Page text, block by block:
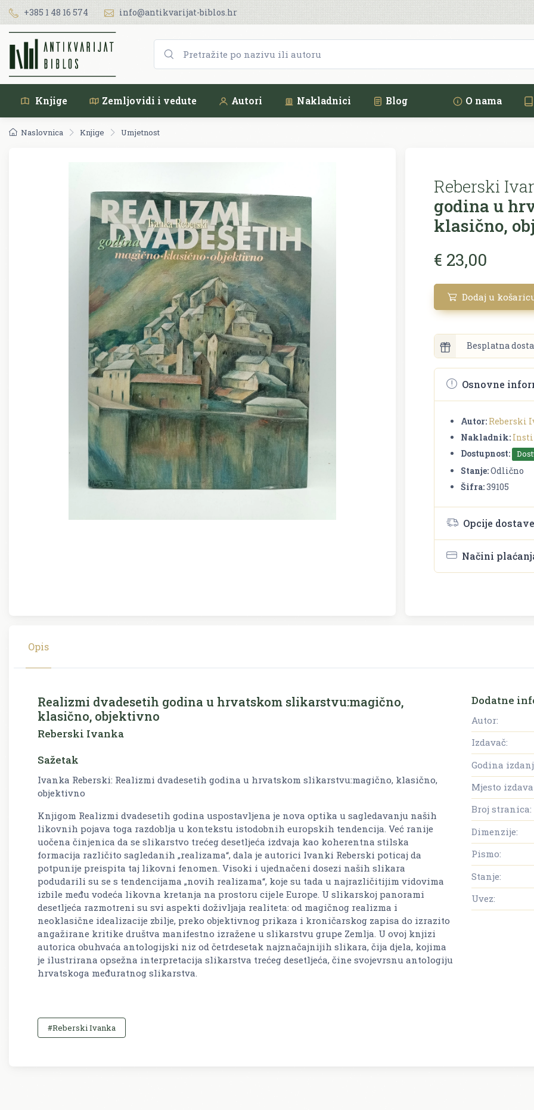
+385 1 48 16 574 info@antikvarijat-biblos.hr
Knjige Zemljovidi i vedute Autori Nakladnici Blog O nama
Naslovnica Knjige Umjetnost
Reberski
godina u
klasično,
€ 23,00
Dodaj u
Besplatna
Osnovne
Autor: Reberski
Nakladnik:
Dostupnost:
Stanje:Odlično
Šifra:39105
Opcije dostave
Načini
Opis
Realizmi dvadesetih godina u hrvatskom slikarstvu:magično,
klasično, objektivno
Reberski Ivanka
Sažetak
Ivanka Reberski: Realizmi dvadesetih godina u hrvatskom slikarstvu:magično, klasično,
objektivno
Knjigom Realizmi dvadesetih godina uspostavljena je nova optika u sagledavanju naših
likovnih pojava toga razdoblja u kontekstu istodobnih europskih tendencija. Već ranije
uočena činjenica da se slikarstvo trećeg desetljeća izdvaja kao koherentna stilska
formacija različito sagledanih „realizama“, dala je autorici Ivanki Reberski poticaj da
potpunije preispita taj likovni fenomen. Visoki i ujednačeni dosezi naših slikara
podudarili su se s tendencijama „novih realizama“, koje su tada u najrazličitijim vidovima
izbile među vodeća likovna kretanja na prostoru cijele Europe. U slikarskoj panorami
desetljeća razmotreni su svi aspekti doživljaja realiteta: od magičnog realizma i
neoklasične idealizacije zbilje, preko objektivnog prikaza i kroničarskog zapisa do izrazito
angažirane kritike društva manifestno izražene u slikarstvu grupe Zemlja. U ovoj knjizi
autorica obuhvaća antologijski niz od četrdesetak najznačajnijih slikara, čija djela, kojima
je ilustrirana opsežna interpretacija slikarstva trećeg desetljeća, čine svojevrsnu antologiju
hrvatskoga međuratnog slikarstva.
#Reberski Ivanka
Dodatne
Autor:
Izdavač:
Godina
Mjesto
Broj stranica:
Dimenzije:
Pismo:
Stanje:
Uvez: